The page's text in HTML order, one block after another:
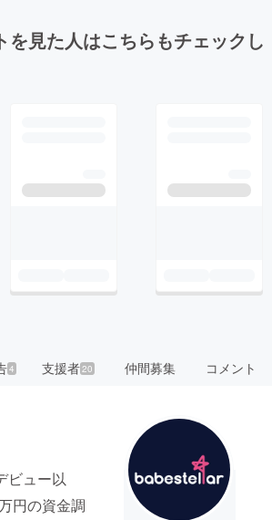
を見た人はこちらもチェックし
4 支援者 20 仲間募集 コメント
ビュー以
円の資金調